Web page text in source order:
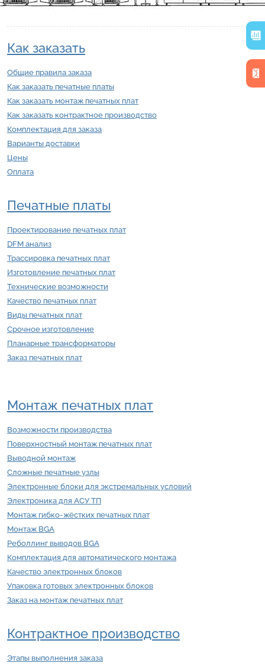
Как заказать
Общие правила заказа
Как заказать печатные платы
Как заказать монтаж печатных плат
Как заказать контрактное производство
Комплектация для заказа
Варианты доставки
Цены
Оплата
Печатные платы
Проектирование печатных плат
DFM анализ
Трассировка печатных плат
Изготовление печатных плат
Технические возможности
Качество печатных плат
Виды печатных плат
Срочное изготовление
Планарные трансформаторы
Заказ печатных плат
Монтаж печатных плат
Возможности производства
Поверхностный монтаж печатных плат
Выводной монтаж
Сложные печатные узлы
Электронные блоки для экстремальных условий
Электроника для АСУ ТП
Монтаж гибко-жёстких печатных плат
Монтаж BGA
Реболлинг выводов BGA
Комплектация для автоматического монтажа
Качество электронных блоков
Упаковка готовых электронных блоков
Заказ на монтаж печатных плат
Контрактное производство
Этапы выполнения заказа